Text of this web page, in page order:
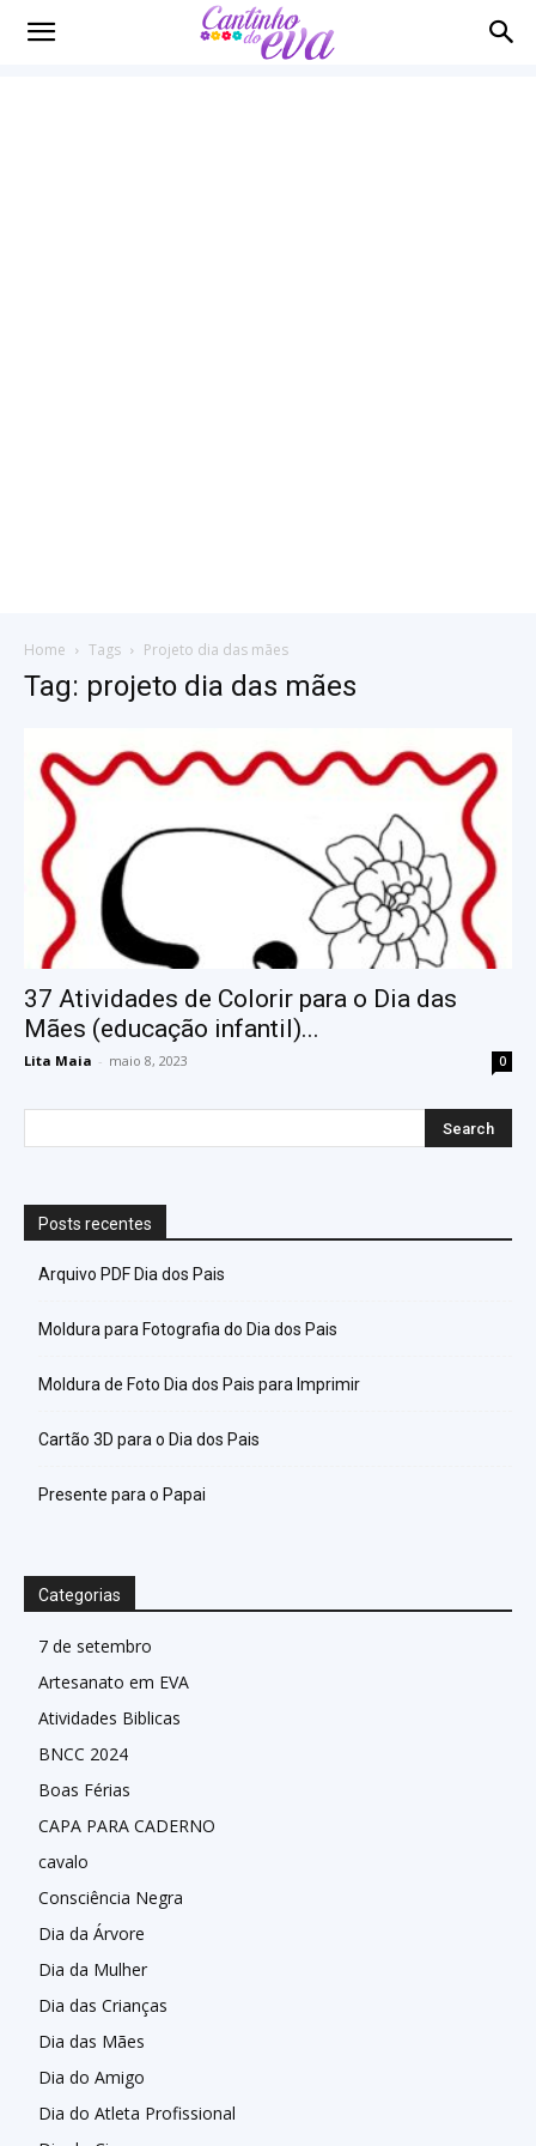
Cantinho
Home Tags Projeto dia das mães
Tag: projeto dia das mães
37 Atividades de Colorir para o Dia das
Mães (educação infantil)...
Lita Maia - maio 8, 2023 0
Posts recentes
Arquivo PDF Dia dos Pais
Moldura para Fotografia do Dia dos Pais
Moldura de Foto Dia dos Pais para Imprimir
Cartão 3D para o Dia dos Pais
Presente para o Papai
Categorias
7 de setembro
Artesanato em EVA
Atividades Biblicas
BNCC 2024
Boas Férias
CAPA PARA CADERNO
cavalo
Consciência Negra
Dia da Árvore
Dia da Mulher
Dia das Crianças
Dia das Mães
Dia do Amigo
Dia do Atleta Profissional